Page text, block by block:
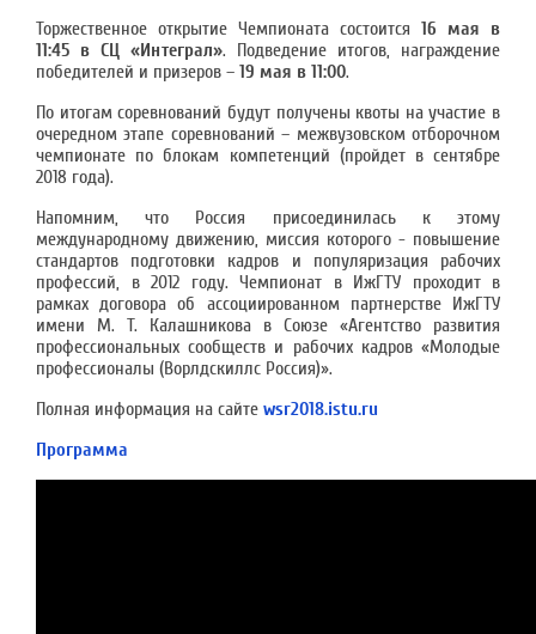
Торжественное открытие Чемпионата состоится 16 мая в
11:45 в СЦ «Интеграл». Подведение итогов, награждение
победителей и призеров – 19 мая в 11:00.
По итогам соревнований будут получены квоты на участие в
очередном этапе соревнований – межвузовском отборочном
чемпионате по блокам компетенций (пройдет в сентябре
2018 года).
Напомним, что Россия присоединилась к этому
международному движению, миссия которого - повышение
стандартов подготовки кадров и популяризация рабочих
профессий, в 2012 году. Чемпионат в ИжГТУ проходит в
рамках договора об ассоциированном партнерстве ИжГТУ
имени М. Т. Калашникова в Союзе «Агентство развития
профессиональных сообществ и рабочих кадров «Молодые
профессионалы (Ворлдскиллс Россия)».
Полная информация на сайте wsr2018.istu.ru
Программа